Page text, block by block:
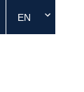
Select
the
EN